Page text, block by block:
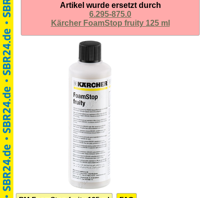
Artikel wurde ersetzt durch
6.295-875.0
Kärcher FoamStop fruity 125 ml